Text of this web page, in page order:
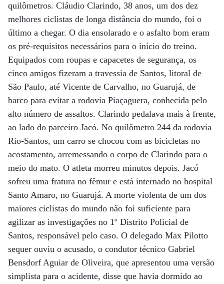
quilômetros. Cláudio Clarindo, 38 anos, um dos dez
melhores ciclistas de longa distância do mundo, foi o
último a chegar. O dia ensolarado e o asfalto bom eram
os pré-requisitos necessários para o início do treino.
Equipados com roupas e capacetes de segurança, os
cinco amigos fizeram a travessia de Santos, litoral de
São Paulo, até Vicente de Carvalho, no Guarujá, de
barco para evitar a rodovia Piaçaguera, conhecida pelo
alto número de assaltos. Clarindo pedalava mais à frente,
ao lado do parceiro Jacó. No quilômetro 244 da rodovia
Rio-Santos, um carro se chocou com as bicicletas no
acostamento, arremessando o corpo de Clarindo para o
meio do mato. O atleta morreu minutos depois. Jacó
sofreu uma fratura no fêmur e está internado no hospital
Santo Amaro, no Guarujá. A morte violenta de um dos
maiores ciclistas do mundo não foi suficiente para
agilizar as investigações no 1º Distrito Policial de
Santos, responsável pelo caso. O delegado Max Pilotto
sequer ouviu o acusado, o condutor técnico Gabriel
Bensdorf Aguiar de Oliveira, que apresentou uma versão
simplista para o acidente, disse que havia dormido ao